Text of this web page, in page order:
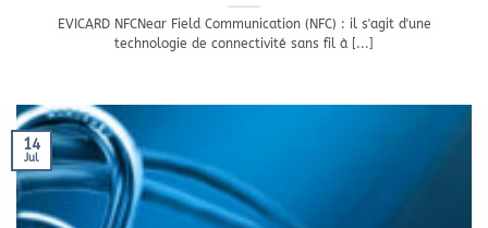
EVICARD NFCNear Field Communication (NFC) : il s'agit d'une
technologie de connectivité sans fil à [...]
14
Jul